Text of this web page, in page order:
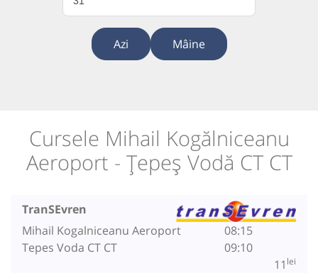
Azi Mâine
Cursele Mihail Kogălniceanu
Aeroport - Țepeș Vodă CT CT
TranSEvren
Mihail Kogalniceanu Aeroport
Tepes Voda CT CT
08:15
09:10
11 lei